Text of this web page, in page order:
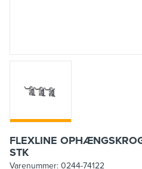
FLEXLINE
STK
Varenummer: 0244-74122